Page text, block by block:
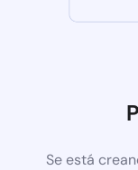
Se está